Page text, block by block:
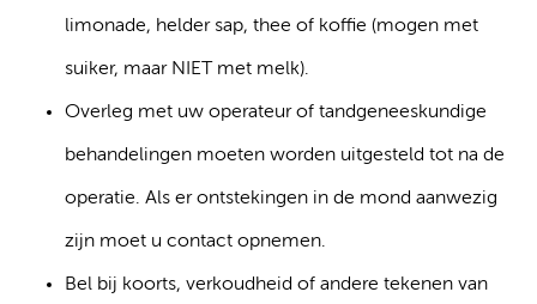
limonade, helder sap, thee of koffie (mogen met
suiker, maar NIET met melk).
Overleg met uw operateur of tandgeneeskundige
behandelingen moeten worden uitgesteld tot na de
operatie. Als er ontstekingen in de mond aanwezig
zijn moet u contact opnemen.
Bel bij koorts, verkoudheid of andere tekenen van